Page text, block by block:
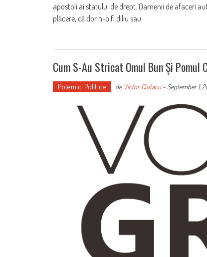
apostoli ai statului de drept. Oamenii de afaceri
plăcere, că dor n-o fi diliu sau
Cum S-Au Stricat Omul Bun Și Pomul
Polemici Politice de Victor Ciutacu- September 1,